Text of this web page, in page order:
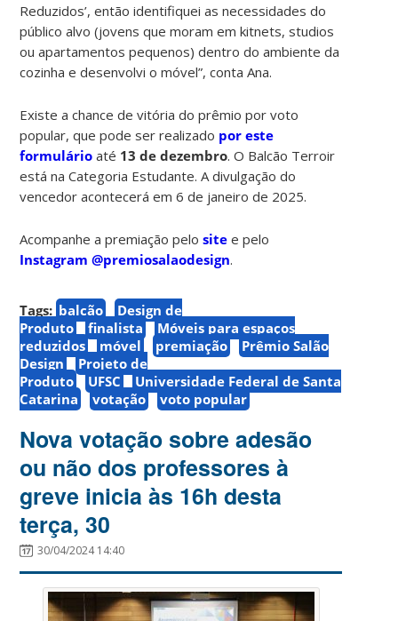
Reduzidos’, então identifiquei as necessidades do
público alvo (jovens que moram em kitnets, studios
ou apartamentos pequenos) dentro do ambiente da
cozinha e desenvolvi o móvel”, conta Ana.
Existe a chance de vitória do prêmio por voto
popular, que pode ser realizado por este
formulário até 13 de dezembro. O Balcão Terroir
está na Categoria Estudante. A divulgação do
vencedor acontecerá em 6 de janeiro de 2025.
Acompanhe a premiação pelo sitee pelo
Instagram @premiosalaodesign.
Tags: balcão
Design de
Produto
finalista
Móveis para espaços
reduzidos
móvel premiação
Prêmio Salão
Design
Projeto de
Produto
UFSC
Universidade Federal de Santa
Catarina
votação voto popular
Nova votação sobre adesão
ou não dos professores à
greve inicia às 16h desta
terça, 30
30/04/2024 14:40